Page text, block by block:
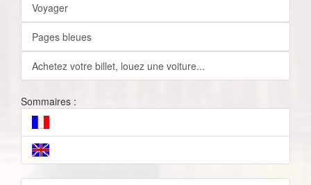
Voyager
Pages bleues
Achetez votre billet, louez une voiture...
Sommaires :